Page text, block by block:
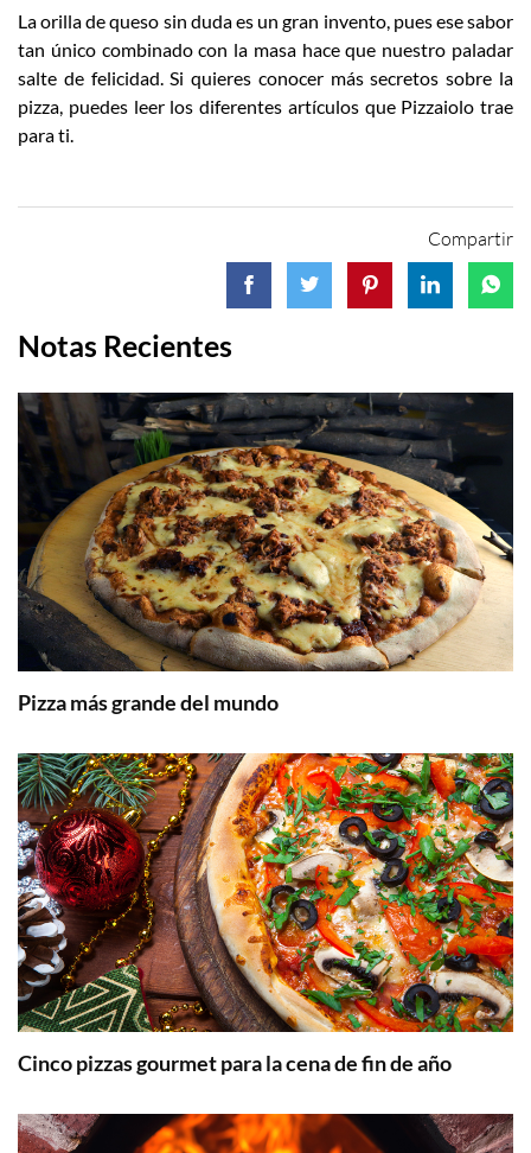
La orilla de queso sin duda es un gran invento, pues ese sabor
tan único combinado con la masa hace que nuestro paladar
salte de felicidad. Si quieres conocer más secretos sobre la
pizza, puedes leer los diferentes artículos que Pizzaiolo trae
para ti.
Compartir
Notas Recientes
Pizza más grande del mundo
Cinco pizzas gourmet para la cena de fin de año